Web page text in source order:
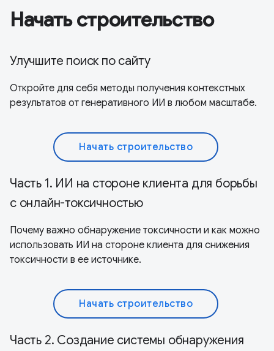
Начать строительство
Улучшите поиск по сайту
Откройте для себя методы получения контекстных
результатов от генеративного ИИ в любом масштабе.
Начать строительство
Часть 1. ИИ на стороне клиента для борьбы
с онлайн-токсичностью
Почему важно обнаружение токсичности и как можно
использовать ИИ на стороне клиента для снижения
токсичности в ее источнике.
Начать строительство
Часть 2. Создание системы обнаружения